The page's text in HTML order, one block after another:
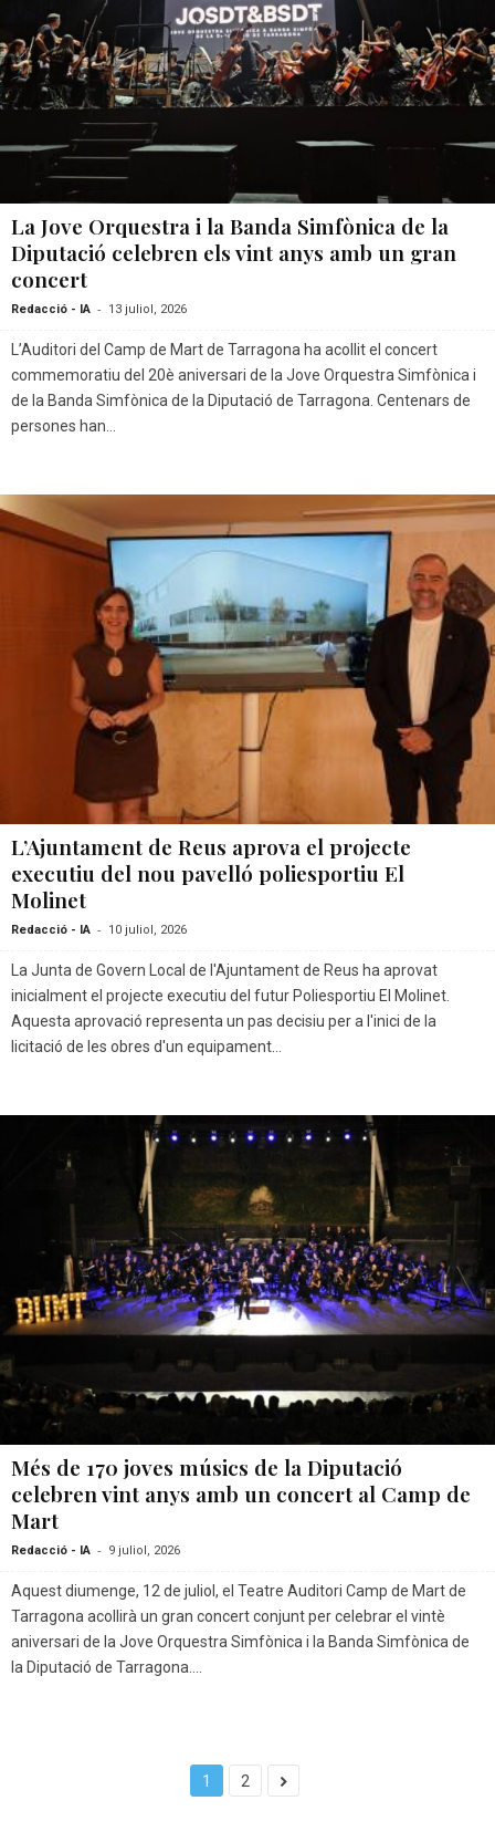
La Jove Orquestra i la Banda Simfònica de la
Diputació celebren els vint anys amb un gran
concert
Redacció - IA - 13 juliol, 2026
L’Auditori del Camp de Mart de Tarragona ha acollit el concert
commemoratiu del 20è aniversari de la Jove Orquestra Simfònica i
de la Banda Simfònica de la Diputació de Tarragona. Centenars de
persones han...
L’Ajuntament de Reus aprova el projecte
executiu del nou pavelló poliesportiu El
Molinet
Redacció - IA - 10 juliol, 2026
La Junta de Govern Local de l'Ajuntament de Reus ha aprovat
inicialment el projecte executiu del futur Poliesportiu El Molinet.
Aquesta aprovació representa un pas decisiu per a l'inici de la
licitació de les obres d'un equipament...
Més de 170 joves músics de la Diputació
celebren vint anys amb un concert al Camp de
Mart
Redacció - IA - 9 juliol, 2026
Aquest diumenge, 12 de juliol, el Teatre Auditori Camp de Mart de
Tarragona acollirà un gran concert conjunt per celebrar el vintè
aniversari de la Jove Orquestra Simfònica i la Banda Simfònica de
la Diputació de Tarragona....
1 2